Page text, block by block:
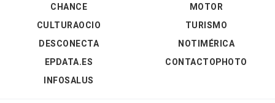
CHANCE
CULTURAOCIO
DESCONECTA
EPDATA.ES
INFOSALUS
MOTOR
TURISMO
NOTIMÉRICA
CONTACTOPHOTO